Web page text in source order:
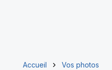
Accueil
Vos photos